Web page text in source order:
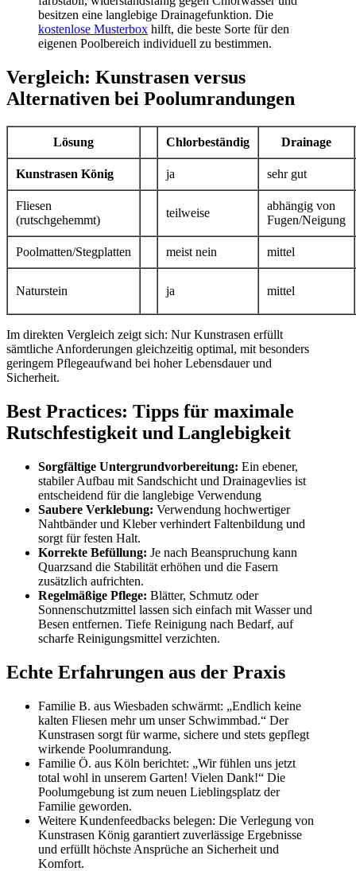
besitzen eine langlebige Drainagefunktion. Die
kostenlose Musterbox hilft, die beste Sorte für den
eigenen Poolbereich individuell zu bestimmen.
Vergleich: Kunstrasen versus
Alternativen bei Poolumrandungen
Lösung Chlorbeständig Drainage
Kunstrasen König ja sehr gut
Fliesen
(rutschgehemmt)
teilweise
abhängig von
Fugen/Neigung
Poolmatten/Stegplatten meist nein mittel
Naturstein ja mittel
Im direkten Vergleich zeigt sich: Nur Kunstrasen erfüllt
sämtliche Anforderungen gleichzeitig optimal, mit besonders
geringem Pflegeaufwand bei hoher Lebensdauer und
Sicherheit.
Best Practices: Tipps für maximale
Rutschfestigkeit und Langlebigkeit
Sorgfältige Untergrundvorbereitung: Ein ebener,
stabiler Aufbau mit Sandschicht und Drainagevlies ist
entscheidend für die langlebige Verwendung
Saubere Verklebung: Verwendung hochwertiger
Nahtbänder und Kleber verhindert Faltenbildung und
sorgt für festen Halt.
Korrekte Befüllung: Je nach Beanspruchung kann
Quarzsand die Stabilität erhöhen und die Fasern
zusätzlich aufrichten.
Regelmäßige Pflege: Blätter, Schmutz oder
Sonnenschutzmittel lassen sich einfach mit Wasser und
Besen entfernen. Tiefe Reinigung nach Bedarf, auf
scharfe Reinigungsmittel verzichten.
Echte Erfahrungen aus der Praxis
Familie B. aus Wiesbaden schwärmt: „Endlich keine
kalten Fliesen mehr um unser Schwimmbad.“ Der
Kunstrasen sorgt für warme, sichere und stets gepflegt
wirkende Poolumrandung.
Familie Ö. aus Köln berichtet: „Wir fühlen uns jetzt
total wohl in unserem Garten! Vielen Dank!“ Die
Poolumgebung ist zum neuen Lieblingsplatz der
Familie geworden.
Weitere Kundenfeedbacks belegen: Die Verlegung von
Kunstrasen König garantiert zuverlässige Ergebnisse
und erfüllt höchste Ansprüche an Sicherheit und
Komfort.